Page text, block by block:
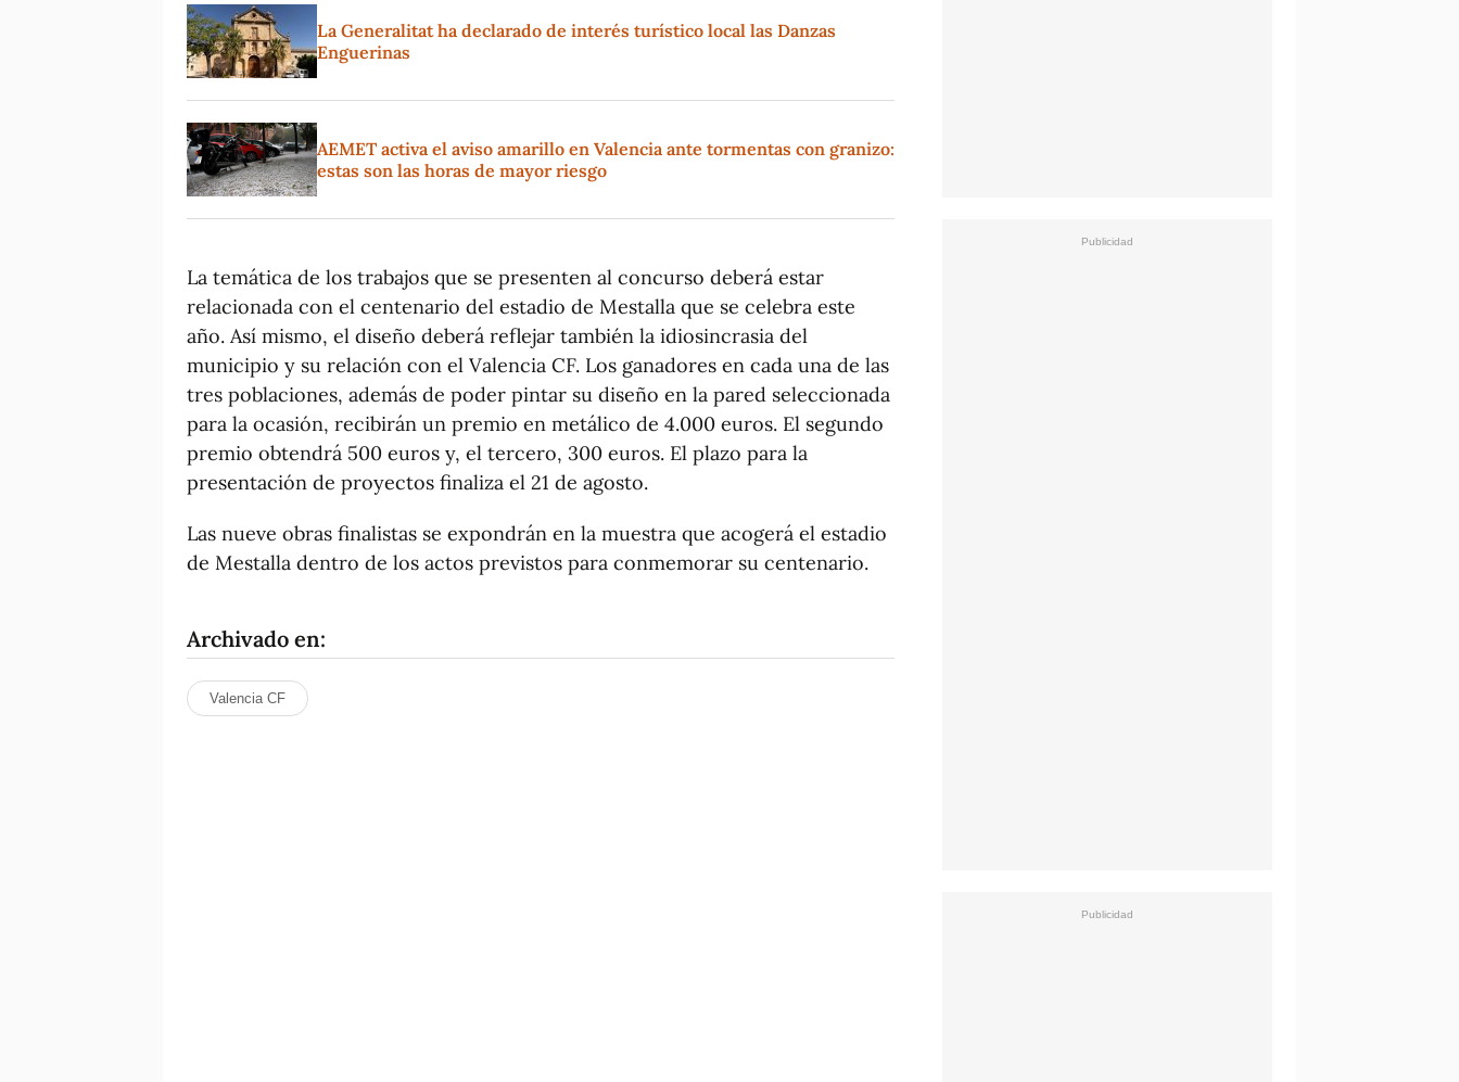
La Generalitat ha declarado de interés turístico local las Danzas
Enguerinas
AEMET activa el aviso amarillo en Valencia ante tormentas con granizo:
estas son las horas de mayor riesgo
La temática de los trabajos que se presenten al concurso deberá estar
relacionada con el centenario del estadio de Mestalla que se celebra este
año. Así mismo, el diseño deberá reflejar también la idiosincrasia del
municipio y su relación con el Valencia CF. Los ganadores en cada una de las
tres poblaciones, además de poder pintar su diseño en la pared seleccionada
para la ocasión, recibirán un premio en metálico de 4.000 euros. El segundo
premio obtendrá 500 euros y, el tercero, 300 euros. El plazo para la
presentación de proyectos finaliza el 21 de agosto.
Las nueve obras finalistas se expondrán en la muestra que acogerá el estadio
de Mestalla dentro de los actos previstos para conmemorar su centenario.
Archivado en:
Valencia CF